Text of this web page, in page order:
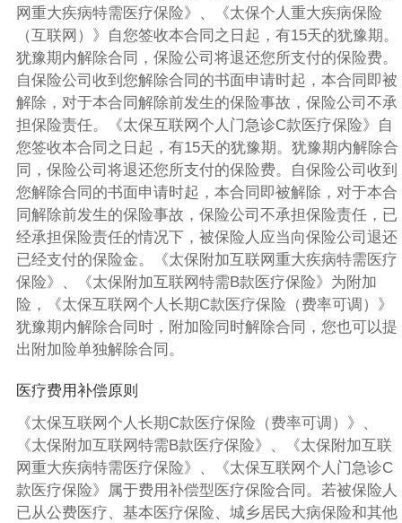
网重大疾病特需医疗保险》、《太保个人重大疾病保险
（互联网）》自您签收本合同之日起，有15天的犹豫期。
犹豫期内解除合同，保险公司将退还您所支付的保险费。
自保险公司收到您解除合同的书面申请时起，本合同即被
解除，对于本合同解除前发生的保险事故，保险公司不承
担保险责任。《太保互联网个人门急诊C款医疗保险》自
您签收本合同之日起，有15天的犹豫期。犹豫期内解除合
同，保险公司将退还您所支付的保险费。自保险公司收到
您解除合同的书面申请时起，本合同即被解除，对于本合
同解除前发生的保险事故，保险公司不承担保险责任，已
经承担保险责任的情况下，被保险人应当向保险公司退还
已经支付的保险金。《太保附加互联网重大疾病特需医疗
保险》、《太保附加互联网特需B款医疗保险》为附加
险，《太保互联网个人长期C款医疗保险（费率可调）》
犹豫期内解除合同时，附加险同时解除合同，您也可以提
出附加险单独解除合同。
医疗费用补偿原则
《太保互联网个人长期C款医疗保险（费率可调）》、
《太保附加互联网特需B款医疗保险》、《太保附加互联
网重大疾病特需医疗保险》、《太保互联网个人门急诊C
款医疗保险》属于费用补偿型医疗保险合同。若被保险人
已从公费医疗、基本医疗保险、城乡居民大病保险和其他